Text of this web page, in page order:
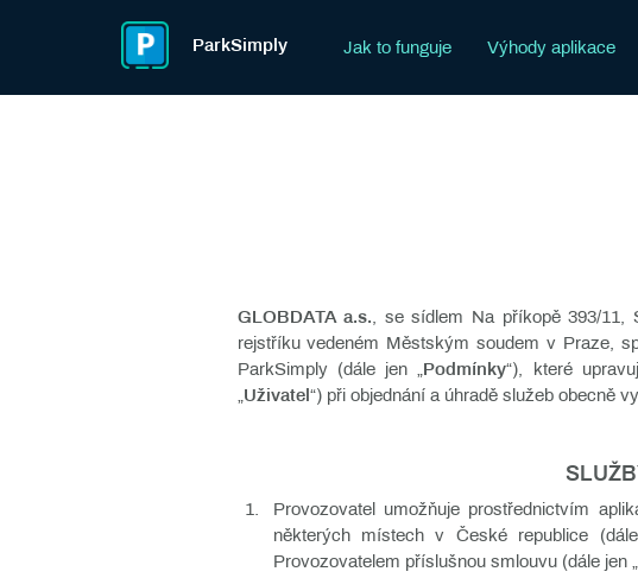
ParkSimply Jak to funguje Výhody aplikace
GLOBDATA a.s. , se sídlem Na příkopě 393/
rejstříku vedeném Městským soudem v Praze,
ParkSimply (dále jen „ Podmínky“), které
Uživatel “) při objednání a úhradě služeb obecně
Provozovatel umožňuje prostřednictvím
některých místech v České republice
Provozovatelem příslušnou smlouvu (dále jen „